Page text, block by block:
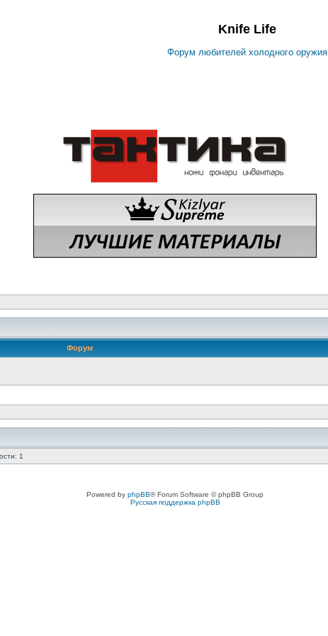
Knife Life
Форум любителей холодного оружия
Форум
1
Powered by phpBB® Forum Software © phpBB Group
Русская поддержка phpBB